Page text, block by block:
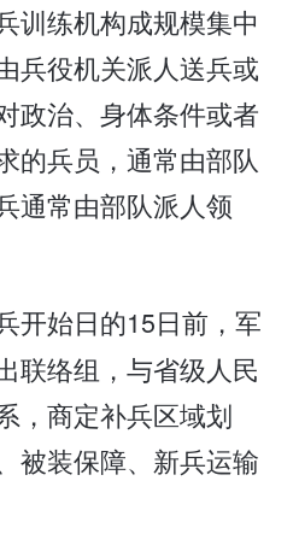
训练机构成规模集中
兵役机关派人送兵或
政治、身体条件或者
的兵员，通常由部队
通常由部队派人领
开始日的15日前，军
联络组，与省级人民
，商定补兵区域划
被装保障、新兵运输